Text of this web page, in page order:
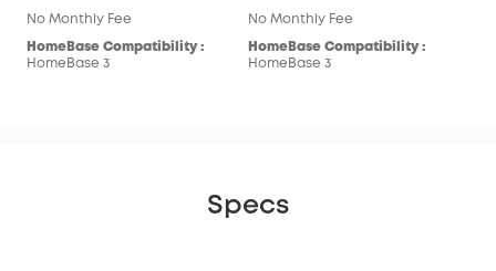
No Monthly Fee
HomeBase Compatibility :
HomeBase 3
No Monthly Fee
HomeBase Compatibility :
HomeBase 3
Specs